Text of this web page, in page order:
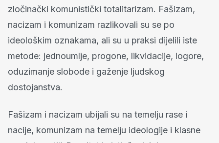
zločinački komunistički totalitarizam. Fašizam,
nacizam i komunizam razlikovali su se po
ideološkim oznakama, ali su u praksi dijelili iste
metode: jednoumlje, progone, likvidacije, logore,
oduzimanje slobode i gaženje ljudskog
dostojanstva.
Fašizam i nacizam ubijali su na temelju rase i
nacije, komunizam na temelju ideologije i klasne